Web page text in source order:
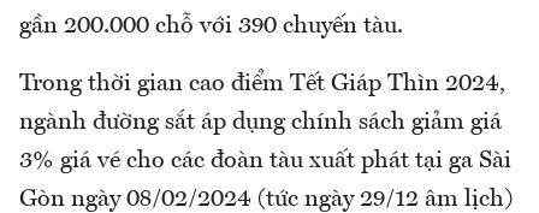
gần 200.000 chỗ với 390 chuyến tàu.
Trong thời gian cao điểm Tết Giáp Thìn 2024,
ngành đường sắt áp dụng chính sách giảm giá
3% giá vé cho các đoàn tàu xuất phát tại ga Sài
Gòn ngày 08/02/2024 (tức ngày 29/12 âm lịch)